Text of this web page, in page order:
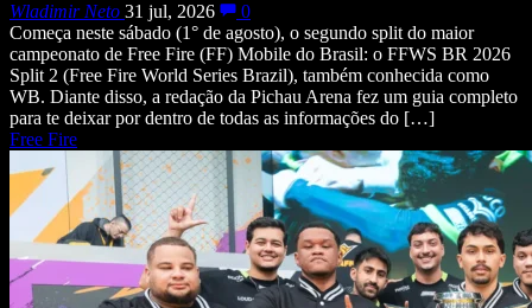
Wladimir Neto 31 jul, 2026
0
Começa neste sábado (1° de agosto), o segundo split do maior
campeonato de Free Fire (FF) Mobile do Brasil: o FFWS BR 2026
Split 2 (Free Fire World Series Brazil), também conhecida como
WB. Diante disso, a redação da Pichau Arena fez um guia completo
para te deixar por dentro de todas as informações do […]
Free Fire